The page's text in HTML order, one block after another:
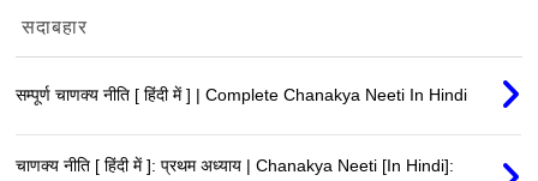
सदाबहार
सम्पूर्ण चाणक्य नीति [ हिंदी में ] | Complete Chanakya Neeti In Hindi
चाणक्य नीति [ हिंदी में ]: प्रथम अध्याय | Chanakya Neeti [In Hindi]: